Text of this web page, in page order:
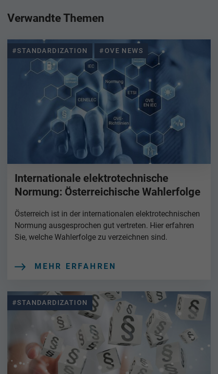
Verwandte Themen
#STANDARDIZATION #OVE NEWS
Internationale elektrotechnische
Normung: Österreichische Wahlerfolge
Österreich ist in der internationalen elektrotechnischen
Normung ausgesprochen gut vertreten. Hier erfahren
Sie, welche Wahlerfolge zu verzeichnen sind.
MEHR ERFAHREN
#STANDARDIZATION